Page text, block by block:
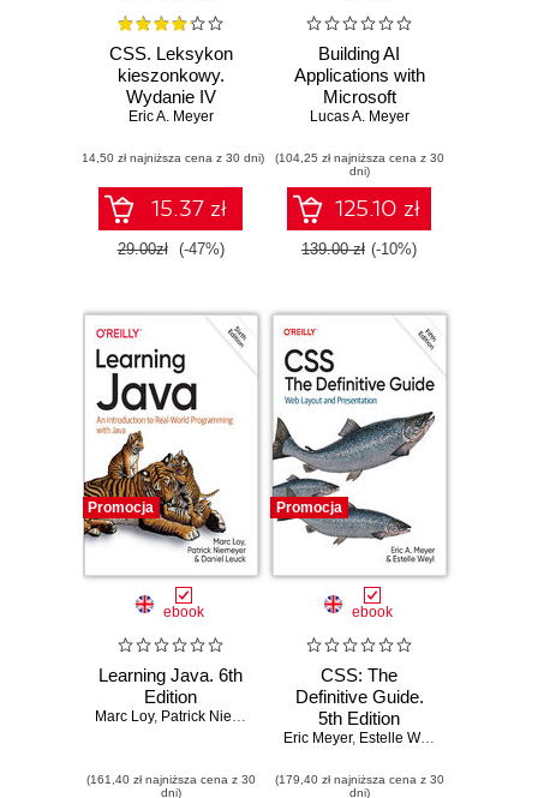
CSS. Leksykon
kieszonkowy.
Wydanie IV
Eric A. Meyer
(14,50 zł najniższa cena z 30 dni)
15.37 zł
29.00zł (-47%)
Building AI
Applications with
Microsoft
Semantic Kernel.
generative AI
capabilities and
copilot experiences
into your
applications
Lucas A. Meyer
(104,25 zł najniższa cena z 30
dni)
125.10 zł
139.00 zł (-10%)
Promocja
ebook
Learning Java. 6th
Edition
Marc Loy, Patrick Niemeyer Daniel Leuck
(161,40 zł najniższa cena z 30
dni)
Promocja
ebook
CSS: The
Definitive Guide.
5th Edition
Eric Meyer, Estelle Weyl
(179,40 zł najniższa cena z 30
dni)